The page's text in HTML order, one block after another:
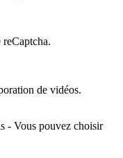
de vidéos.
- Vous pouvez choisir